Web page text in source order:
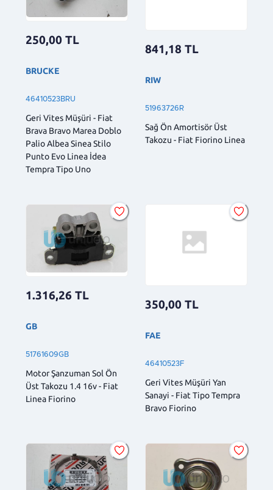
250,00 TL
BRUCKE
46410523BRU
Geri Vites Müşüri - Fiat
Brava Bravo Marea Doblo
Palio Albea Sinea Stilo
Punto Evo Linea İdea
Tempra Tipo Uno
841,18 TL
RIW
51963726R
Sağ Ön Amortisör Üst
Takozu - Fiat Fiorino Linea
1.316,26 TL
GB
51761609GB
Motor Şanzuman Sol Ön
Üst Takozu 1.4 16v - Fiat
Linea Fiorino
350,00 TL
FAE
46410523F
Geri Vites Müşüri Yan
Sanayi - Fiat Tipo Tempra
Bravo Fiorino